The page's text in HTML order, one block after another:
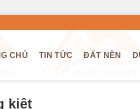
CHỦ TIN TỨC ĐẤT NỀN
kiệt